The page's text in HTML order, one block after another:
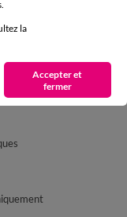
la
Accepter et
fermer